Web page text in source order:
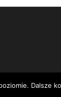
Dalsze